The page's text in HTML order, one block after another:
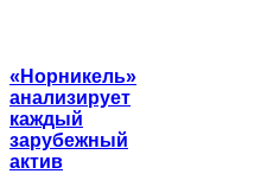
«Норникель»
анализирует
каждый
зарубежный
актив